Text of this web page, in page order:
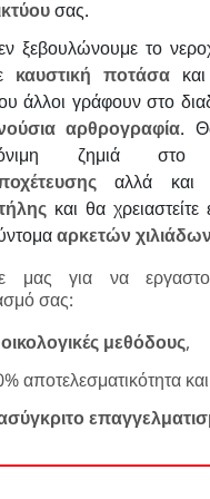
σας.
ξεβουλώνουμε το
καυστική ποτάσα και
άλλοι γράφουν στο
αρθρογραφία.
ζημιά
αλλά και
και θα χρειαστείτε
αρκετών
μας για να
σας:
οικολογικές μεθόδους,
αποτελεσματικότητα και